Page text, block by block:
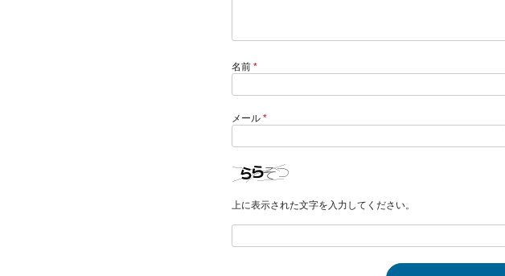
名前 *
メール *
上に表示された文字を入力してください。